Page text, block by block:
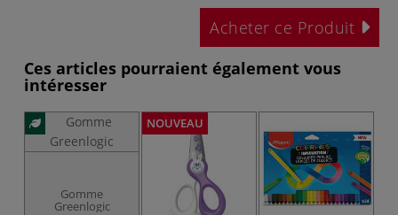
Acheter ce Produit
Ces articles pourraient également vous
intéresser
Gomme
Greenlogic
NOUVEAU